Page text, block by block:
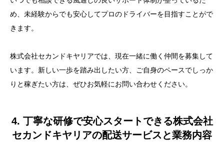
め、未経験からでも安心してプロのドライバーを目指すことがで
きます。
株式会社セカンドキヤリアでは、現在一緒に働く仲間を募集して
います。新しい一歩を踏み出したい方、ご自身のペースでしっか
りと稼ぎたい方は、ぜひお気軽にお問い合わせください。
4. 丁寧な研修で安心スタートできる株式会社
セカンドキヤリアの配送サービスと業務内容
応募から稼働開始までの全体像